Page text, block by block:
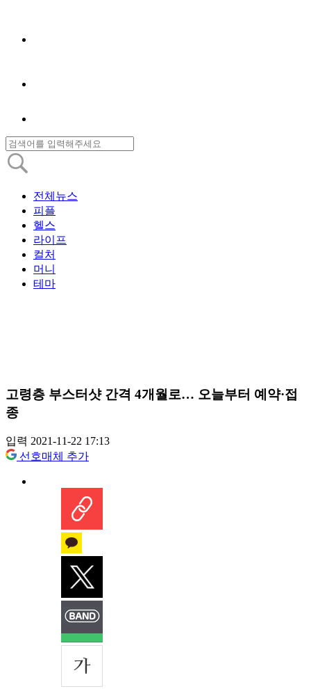
전체뉴스
피플
헬스
라이프
컬처
머니
테마
고령층 부스터샷 간격 4개월로… 오늘부터 예약·접
종
입력 2021-11-22 17:13
선호매체 추가